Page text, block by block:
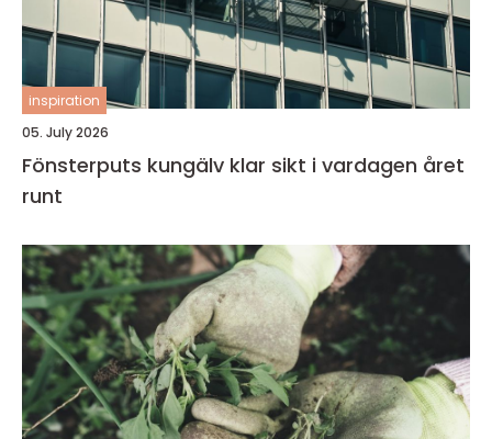
inspiration
05. July 2026
Fönsterputs kungälv klar sikt i vardagen året
runt